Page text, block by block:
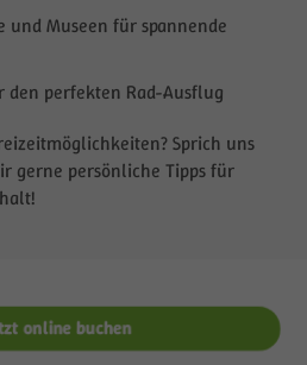
und Museen für spannende
perfekten Rad-Ausflug
Sprich uns
gerne persönliche Tipps für
online buchen